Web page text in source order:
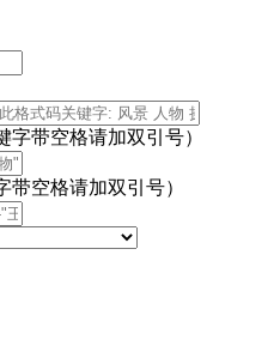
带空格请加双引号）
空格请加双引号）